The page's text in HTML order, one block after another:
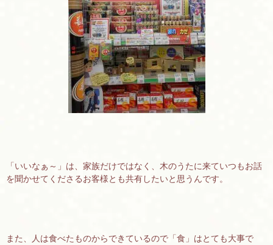
「いいなぁ～」は、家族だけではなく、木のうたに来ていつもお話
を聞かせてくださるお客様とも共有したいと思うんです。
また、人は食べたものからできているので「食」はとても大事で